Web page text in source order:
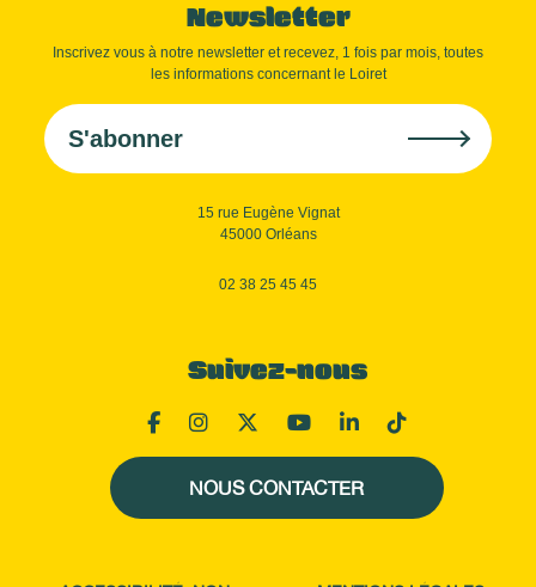
Newsletter
Inscrivez vous à notre newsletter et recevez, 1 fois par mois, toutes
les informations concernant le Loiret
S'abonner
15 rue Eugène Vignat
45000 Orléans
02 38 25 45 45
Suivez-nous
NOUS CONTACTER